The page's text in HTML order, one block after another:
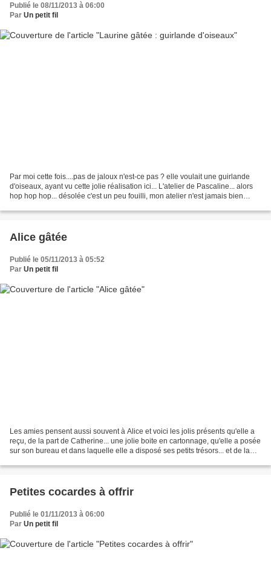
Publié le 08/11/2013 à 06:00
Par Un petit fil
Par moi cette fois....pas de jaloux n'est-ce pas ? elle voulait une guirlande
d'oiseaux, ayant vu cette jolie réalisation ici... L'atelier de Pascaline... alors
hop hop hop... désolée c'est un peu fouilli, mon atelier n'est jamais bien
Alice gâtée
Publié le 05/11/2013 à 05:52
Par Un petit fil
Les amies pensent aussi souvent à Alice et voici les jolis présents qu'elle a
reçu, de la part de Catherine... une jolie boite en cartonnage, qu'elle a posée
sur son bureau et dans laquelle elle a disposé ses petits trésors... et de la
Petites cocardes à offrir
Publié le 01/11/2013 à 06:00
Par Un petit fil